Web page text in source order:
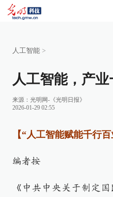
人工智能 >
人工智能，产
来源： 光明网-《光明日报》
2026-01-29 02:55
【“人工智能赋能千行百
编者按
《中共中央关于制定